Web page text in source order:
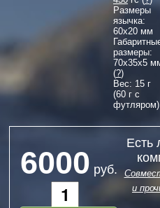
Размеры
язычка:
60x20 мм
размеры:
70x35x5
(?)
Вес: 15 г
(60 г с
футляром)
6000 руб.
Есть
и